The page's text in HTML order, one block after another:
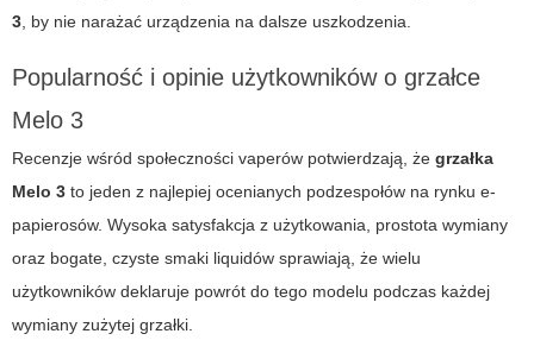
3, by nie narażać urządzenia na dalsze uszkodzenia.
Popularność i opinie użytkowników o grzałce
Melo 3
Recenzje wśród społeczności vaperów potwierdzają, że grzałka
Melo 3 to jeden z najlepiej ocenianych podzespołów na rynku e-
papierosów. Wysoka satysfakcja z użytkowania, prostota wymiany
oraz bogate, czyste smaki liquidów sprawiają, że wielu
użytkowników deklaruje powrót do tego modelu podczas każdej
wymiany zużytej grzałki.